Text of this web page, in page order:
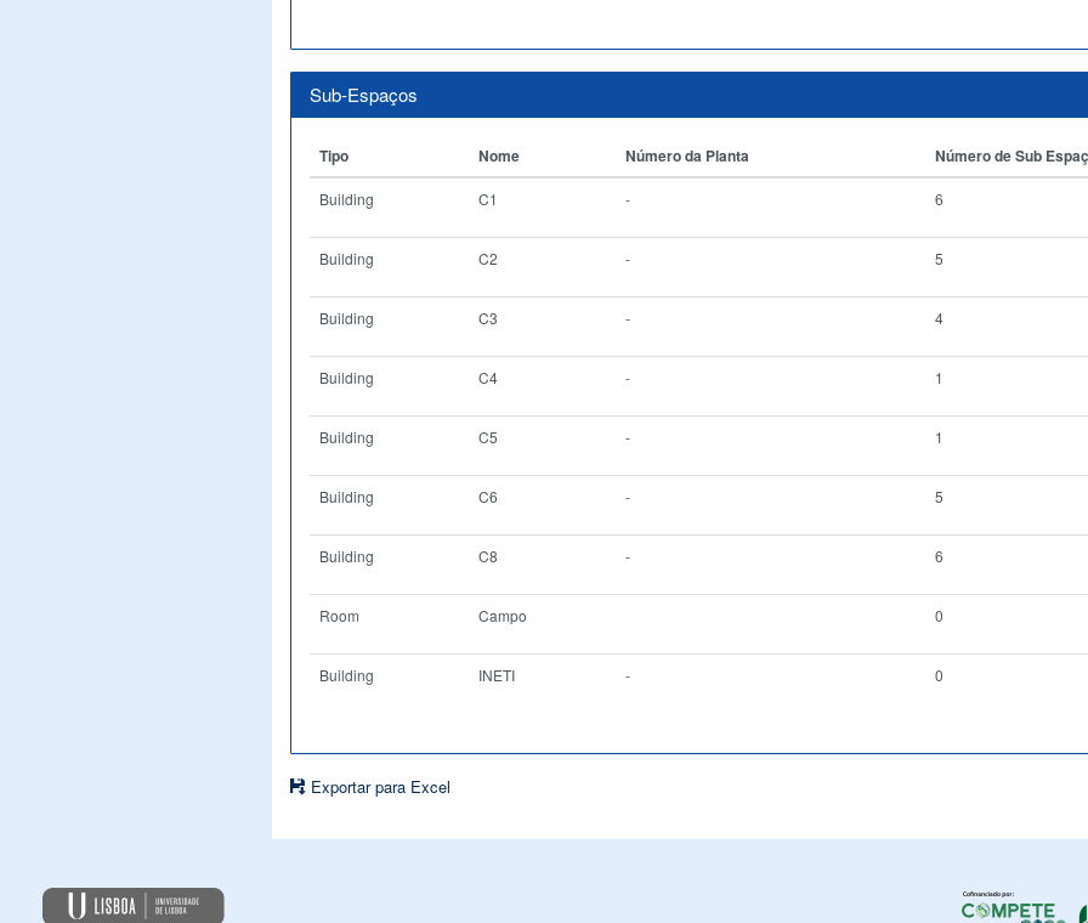
Sub-Espaços
Tipo Nome Número da Planta Número de Sub
Building C1 - 6
Building C2 - 5
Building C3 - 4
Building C4 - 1
Building C5 - 1
Building C6 - 5
Building C8 - 6
Room Campo 0
Building INETI - 0
Exportar para Excel